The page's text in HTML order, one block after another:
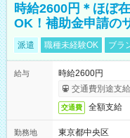
時給2600円＊ほぼ
OK！補助金申請の
派遣 職種未経験OK ブラ
給与
時給2600円
交通費別途支
交通費 全額支給
勤務地
東京都中央区